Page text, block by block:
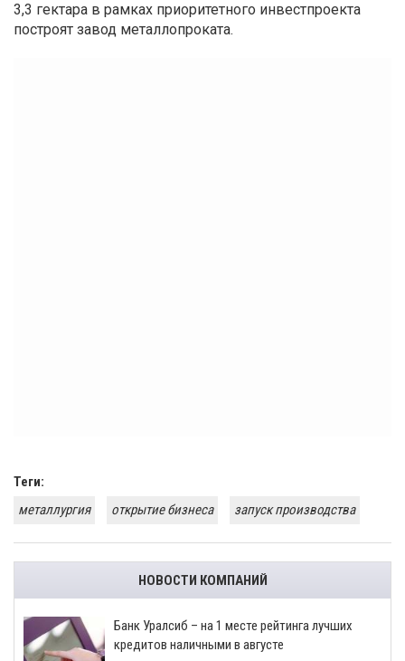
3,3 гектара в рамках приоритетного инвестпроекта
построят завод металлопроката.
Теги:
металлургия
открытие бизнеса запуск производства
НОВОСТИ КОМПАНИЙ
Банк Уралсиб – на 1 месте рейтинга лучших
кредитов наличными в августе